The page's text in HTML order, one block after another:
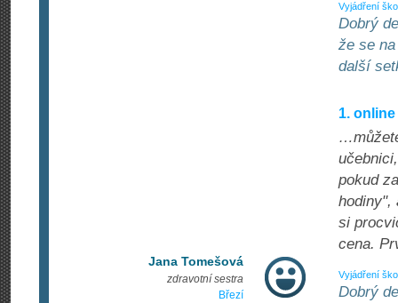
Vyjádření
Dobrý
že se
další
Jana Tomešová
zdravotní sestra
Březí
1.
pokud
hodiny",
si
cena.
Vyjádření
Dobrý